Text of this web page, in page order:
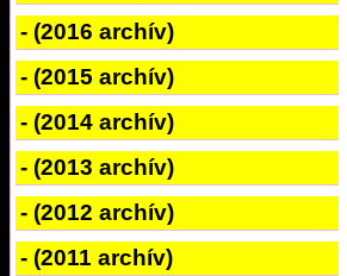
- (2016 archív)
- (2015 archív)
- (2014 archív)
- (2013 archív)
- (2012 archív)
- (2011 archív)